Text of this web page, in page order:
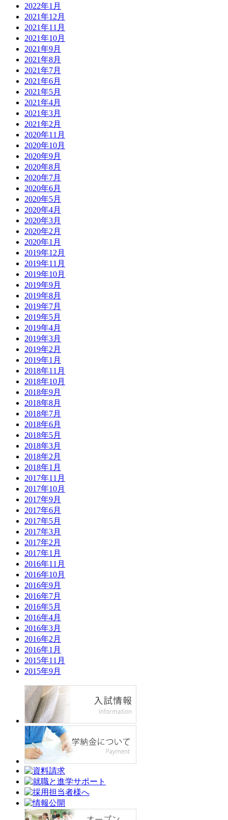
2022年1月
2021年12月
2021年11月
2021年10月
2021年9月
2021年8月
2021年7月
2021年6月
2021年5月
2021年4月
2021年3月
2021年2月
2020年11月
2020年10月
2020年9月
2020年8月
2020年7月
2020年6月
2020年5月
2020年4月
2020年3月
2020年2月
2020年1月
2019年12月
2019年11月
2019年10月
2019年9月
2019年8月
2019年7月
2019年5月
2019年4月
2019年3月
2019年2月
2019年1月
2018年11月
2018年10月
2018年9月
2018年8月
2018年7月
2018年6月
2018年5月
2018年3月
2018年2月
2018年1月
2017年11月
2017年10月
2017年9月
2017年6月
2017年5月
2017年3月
2017年2月
2017年1月
2016年11月
2016年10月
2016年9月
2016年7月
2016年5月
2016年4月
2016年3月
2016年2月
2016年1月
2015年11月
2015年9月